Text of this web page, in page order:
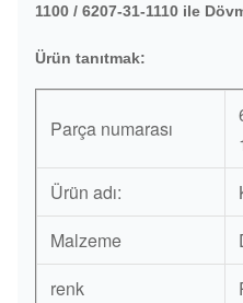
1100 / 6207-31-1110 ile
Ürün tanıtmak:
Parça numarası
Ürün adı:
Malzeme
renk